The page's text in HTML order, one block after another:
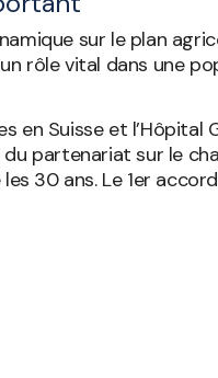
sur le plan
rôle vital dans une
Suisse et l’Hôpital
partenariat sur le
30 ans. Le 1er